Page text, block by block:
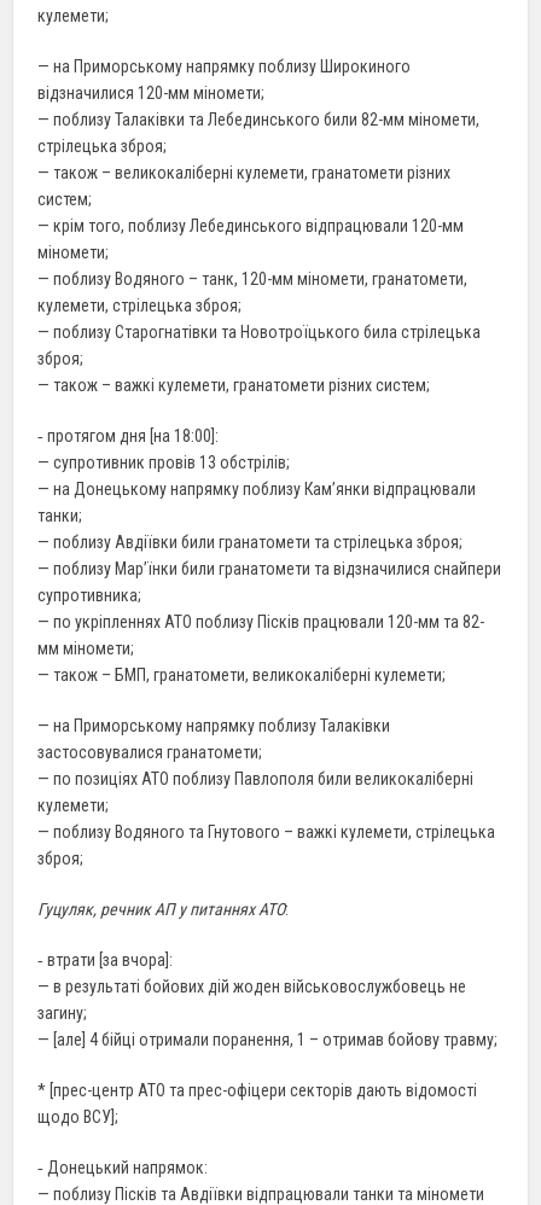
кулемети;
— на Приморському напрямку поблизу Широкиного
відзначилися 120-мм міномети;
— поблизу Талаківки та Лебединського били 82-мм міномети,
стрілецька зброя;
— також – великокаліберні кулемети, гранатомети різних
систем;
— крім того, поблизу Лебединського відпрацювали 120-мм
міномети;
— поблизу Водяного – танк, 120-мм міномети, гранатомети,
кулемети, стрілецька зброя;
— поблизу Старогнатівки та Новотроїцького била стрілецька
зброя;
— також – важкі кулемети, гранатомети різних систем;
‐ протягом дня [на 18:00]:
— супротивник провів 13 обстрілів;
— на Донецькому напрямку поблизу Кам’янки відпрацювали
танки;
— поблизу Авдіївки били гранатомети та стрілецька зброя;
— поблизу Мар’їнки били гранатомети та відзначилися снайпери
супротивника;
— по укріпленнях АТО поблизу Пісків працювали 120-мм та 82-
мм міномети;
— також – БМП, гранатомети, великокаліберні кулемети;
— на Приморському напрямку поблизу Талаківки
застосовувалися гранатомети;
— по позиціях АТО поблизу Павлополя били великокаліберні
кулемети;
— поблизу Водяного та Гнутового – важкі кулемети, стрілецька
зброя;
Гуцуляк, речник АП у питаннях АТО:
‐ втрати [за вчора]:
— в результаті бойових дій жоден військовослужбовець не
загину;
— [але] 4 бійці отримали поранення, 1 – отримав бойову травму;
* [прес-центр АТО та прес-офіцери секторів дають відомості
щодо ВСУ];
‐ Донецький напрямок:
— поблизу Пісків та Авдіївки відпрацювали танки та міномети